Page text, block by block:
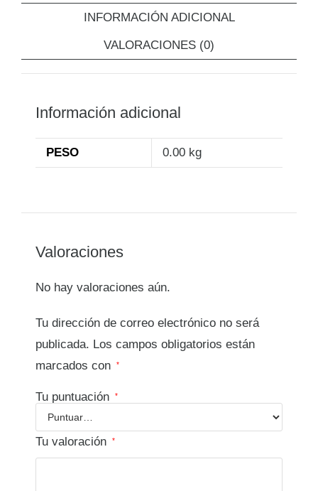
INFORMACIÓN ADICIONAL
VALORACIONES (0)
Información adicional
PESO 0.00 kg
Valoraciones
No hay valoraciones aún.
Tu dirección de correo electrónico no será
publicada. Los campos obligatorios están
marcados con
*
Tu puntuación *
Tu valoración *